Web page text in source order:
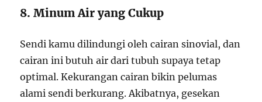
8. Minum Air yang Cukup
Sendi kamu dilindungi oleh cairan sinovial, dan
cairan ini butuh air dari tubuh supaya tetap
optimal. Kekurangan cairan bikin pelumas
alami sendi berkurang. Akibatnya, gesekan